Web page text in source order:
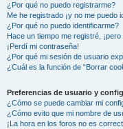
¿Por qué no puedo registrarme?
Me he registrado ¡y no me puedo
¿Por qué no puedo identificarme?
Hace un tiempo me registré,
¡Perdí mi contraseña!
¿Por qué mi sesión de usuario
¿Cuál es la función de “Borrar
Preferencias de usuario y
¿Cómo se puede cambiar mi
¿Cómo evito que mi nombre de
¡La hora en los foros no es